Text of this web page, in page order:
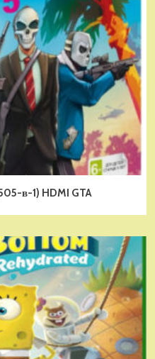
в-1) HDMI GTA